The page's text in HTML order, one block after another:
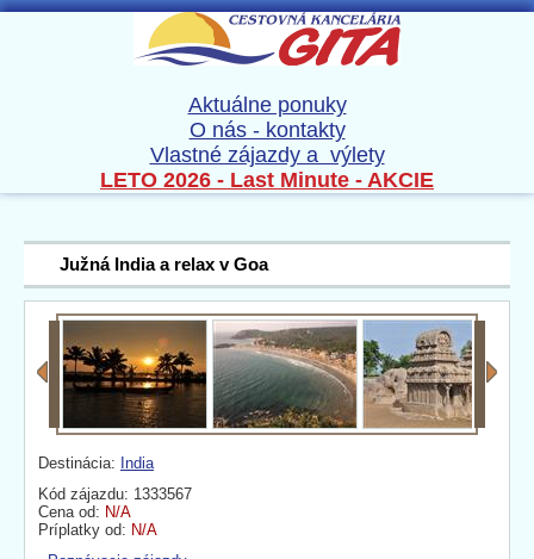
Aktuálne ponuky
O nás - kontakty
Vlastné zájazdy a výlety
LETO 2026 - Last Minute - AKCIE
Južná India a relax v Goa
Destinácia: India
Kód zájazdu: 1333567
Cena od: N/A
Príplatky od: N/A